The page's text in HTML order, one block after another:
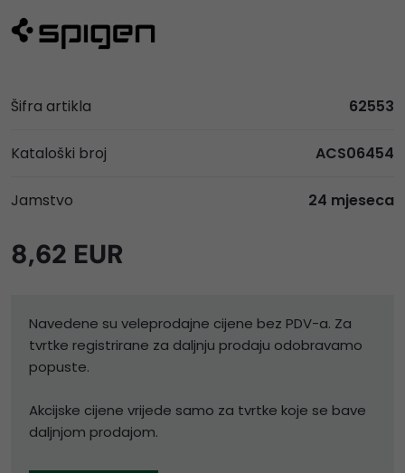
Šifra artikla 62553
Kataloški broj ACS06454
Jamstvo 24 mjeseca
8,62 EUR
Navedene su veleprodajne cijene bez PDV-a. Za
tvrtke registrirane za daljnju prodaju odobravamo
popuste.
Akcijske cijene vrijede samo za tvrtke koje se bave
daljnjom prodajom.